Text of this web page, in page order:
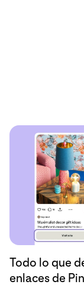
Todo lo que
enlaces de